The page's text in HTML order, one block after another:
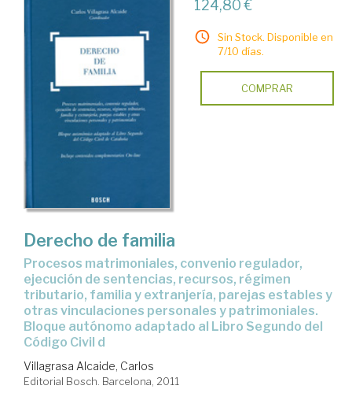
124,80 €
Sin Stock. Disponible en
7/10 días.
COMPRAR
Derecho de familia
procesos matrimoniales, convenio regulador,
ejecución de sentencias, recursos, régimen
tributario, familia y extranjería, parejas estables y
otras vinculaciones personales y patrimoniales.
Bloque autónomo adaptado al Libro Segundo del
Código Civil d
Villagrasa Alcaide, Carlos
Editorial Bosch. Barcelona, 2011